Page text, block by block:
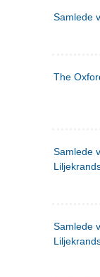
Samlede
The
Samlede
Samlede